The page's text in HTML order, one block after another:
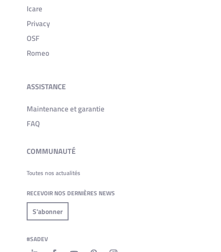
Icare
Privacy
OSF
Romeo
ASSISTANCE
Maintenance et garantie
FAQ
COMMUNAUTÉ
Toutes nos actualités
RECEVOIR NOS DERNIÈRES NEWS
S'abonner
#SADEV